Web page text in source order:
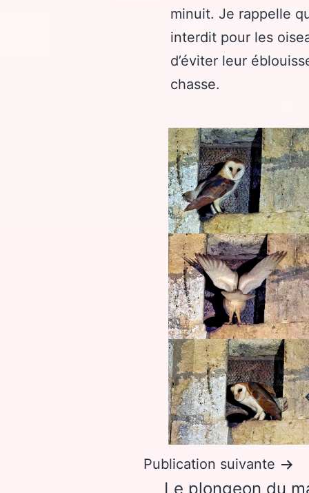
minuit. Je rappelle
interdit pour les
d’éviter leur
chasse.
Publication suivante
Le plongeon du